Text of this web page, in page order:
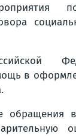
в
обращения